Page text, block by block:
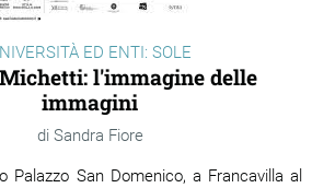
ED ENTI: SOLE
l'immagine delle
immagini
Sandra Fiore
Palazzo San Domenico, a Francavilla al